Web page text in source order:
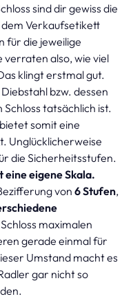
sind dir gewiss die
Verkaufsetikett
für die jeweilige
verraten also, wie viel
klingt erstmal gut.
bzw. dessen
tatsächlich ist.
somit eine
Unglücklicherweise
die Sicherheitsstufen.
eigene Skala.
von 6 Stufen,
maximalen
gerade einmal für
Umstand macht es
gar nicht so